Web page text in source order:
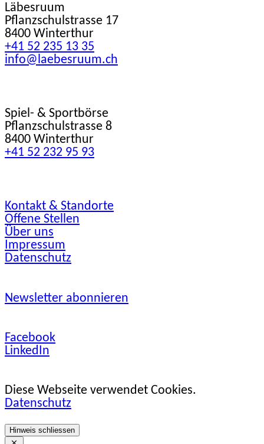
Läbesruum
Pflanzschulstrasse 17
8400 Winterthur
+41 52 235 13 35
info@laebesruum.ch
Spiel- & Sportbörse
Pflanzschulstrasse 8
8400 Winterthur
+41 52 232 95 93
Kontakt & Standorte
Offene Stellen
Über uns
Impressum
Datenschutz
Newsletter abonnieren
Facebook
LinkedIn
Diese Webseite verwendet Cookies.
Datenschutz
Hinweis schliessen